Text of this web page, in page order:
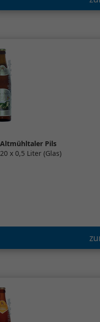
Altmühltaler Pils
20 x 0,5 Liter (Glas)